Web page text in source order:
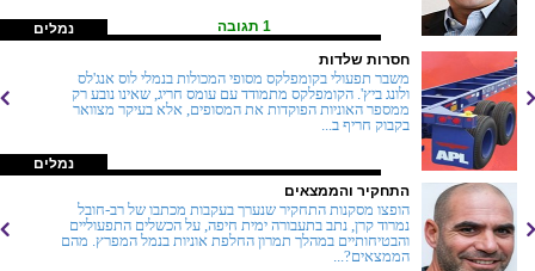
נמלים 1 תגובה
נמלים
חסרות שלדות
משבר תפעולי בקומפלקס מסופי המכולות בנמלי לוס אנג'לס
ולונג ביץ'. הקומפלקס מתמודד עם עומס חריג, שאינו נובע רק
ממספר האוניות הפוקדות את המסופים, אלא בעיקר מצוואר
בקבוק חריף ב...
התחקיר והממצאים
הופצו מסקנות התחקיר שנערך בעקבות מכתבו של רב-חובל
נמרוד קרן, נתב בתעבורה ימית חיפה, על הכשלים התפעוליים
והבטיחותיים במהלך תמרון החלפת אוניות בנמל המפרץ. מהם
הממצאים?...